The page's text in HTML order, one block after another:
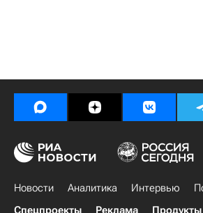
Новости Аналитика Интервью
Спецпроекты
Реклама